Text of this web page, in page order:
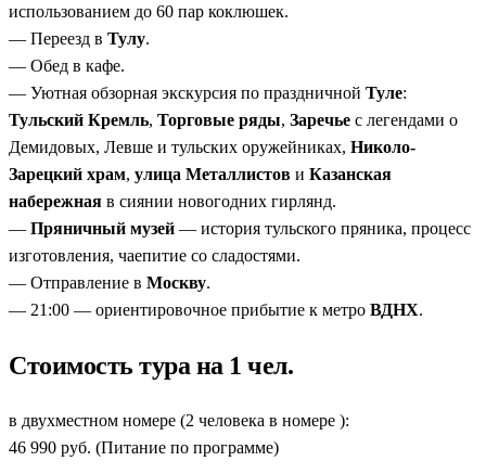
использованием до 60 пар коклюшек.
— Переезд в Тулу.
— Обед в кафе.
— Уютная обзорная экскурсия по праздничной Туле:
Тульский Кремль, Торговые ряды, Заречье с легендами о
Демидовых, Левше и тульских оружейниках, Николо-
Зарецкий храм, улица Металлистов и Казанская
набережная в сиянии новогодних гирлянд.
— Пряничный музей — история тульского пряника, процесс
изготовления, чаепитие со сладостями.
— Отправление в Москву.
— 21:00 — ориентировочное прибытие к метро ВДНХ.
Стоимость тура на 1 чел.
в двухместном номере (2 человека в номере ):
46 990 руб. (Питание по программе)